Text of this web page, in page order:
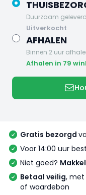
Duurzaam
uitverkocht
AFHALEN
Binnen 2 uur
Afhalen in 79
Gratis bezorgd
Voor 14:00 uur
Niet goed?
Betaal veilig, met
of waardebon